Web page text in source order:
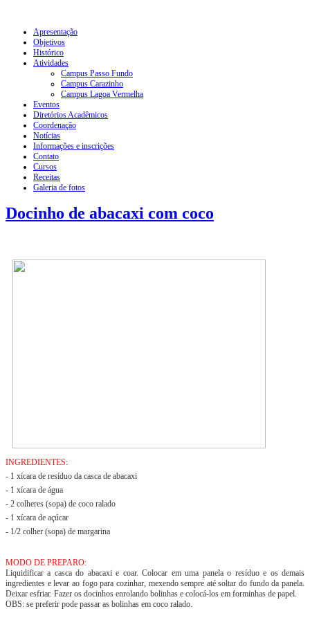
Apresentação
Objetivos
Histórico
Atividades
Campus Passo Fundo
Campus Carazinho
Campus Lagoa Vermelha
Eventos
Diretórios Acadêmicos
Coordenação
Notícias
Informações e inscrições
Contato
Cursos
Receitas
Galeria de fotos
Docinho de abacaxi com coco
INGREDIENTES:
- 1 xícara de resíduo da casca de abacaxi
- 1 xícara de água
- 2 colheres (sopa) de coco ralado
- 1 xícara de açúcar
- 1/2 colher (sopa) de margarina
MODO DE PREPARO:
Liquidificar a casca do abacaxi e coar. Colocar em uma panela o resíduo e os demais
ingredientes e levar ao fogo para cozinhar, mexendo sempre até soltar do fundo da panela.
Deixar esfriar. Fazer os docinhos enrolando bolinhas e colocá-los em forminhas de papel.
OBS: se preferir pode passar as bolinhas em coco ralado.